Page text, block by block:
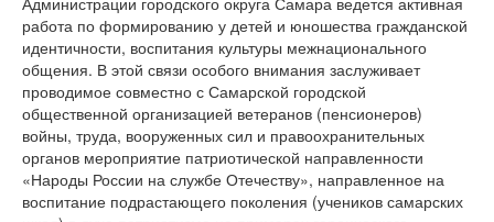
работа по формированию у детей и юношества гражданской
идентичности, воспитания культуры межнационального
общения. В этой связи особого внимания заслуживает
проводимое совместно с Самарской городской
общественной организацией ветеранов (пенсионеров)
войны, труда, вооруженных сил и правоохранительных
органов мероприятие патриотической направленности
«Народы России на службе Отечеству», направленное на
воспитание подрастающего поколения (учеников самарских